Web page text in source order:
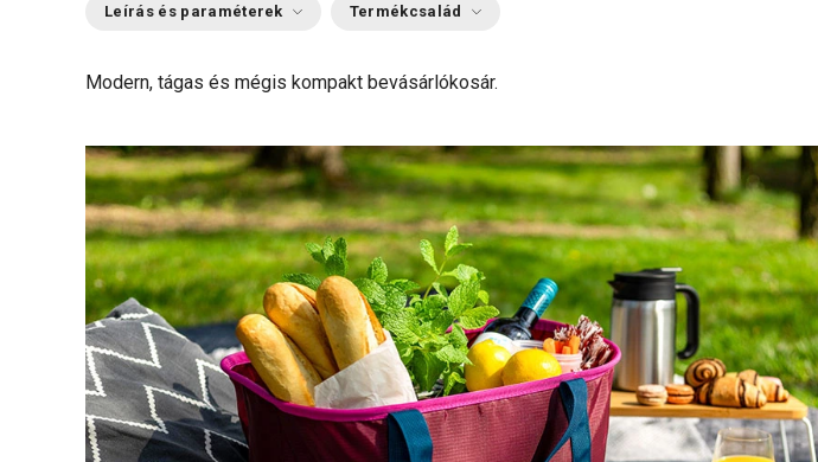
Leírás és paraméterek Termékcsalád
Modern, tágas és mégis kompakt bevásárlókosár.